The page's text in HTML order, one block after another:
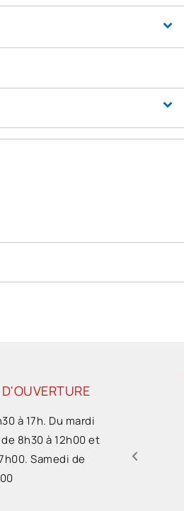
à 17h. Du mardi
8h30 à 12h00 et
Samedi de